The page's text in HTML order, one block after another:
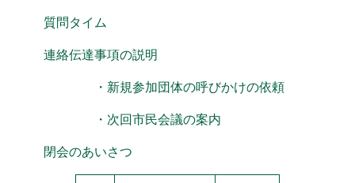
質問タイム
連絡伝達事項の説明
・新規参加団体の呼びかけの依頼
・次回市民会議の案内
閉会のあいさつ